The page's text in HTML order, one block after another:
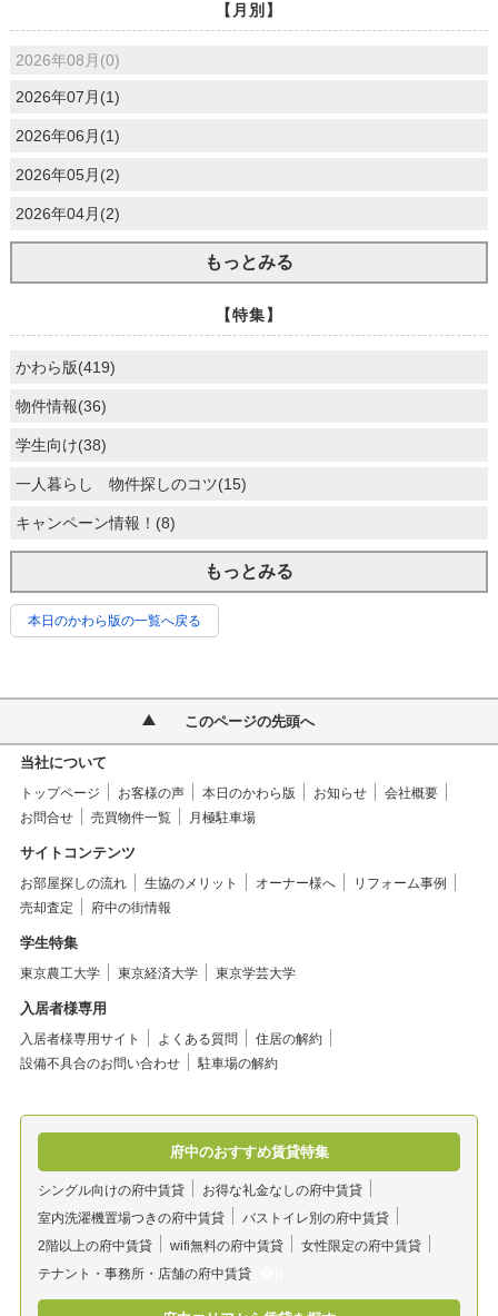
【月別】
2026年08月(0)
2026年07月(1)
2026年06月(1)
2026年05月(2)
2026年04月(2)
もっとみる
【特集】
かわら版(419)
物件情報(36)
学生向け(38)
一人暮らし 物件探しのコツ(15)
キャンペーン情報！(8)
もっとみる
本日のかわら版の一覧へ戻る
このページの先頭へ
当社について
トップページ お客様の声 本日のかわら版 お知らせ
会社概要
お問合せ
売買物件一覧 月極駐車場
サイトコンテンツ
お部屋探しの流れ 生協のメリット オーナー様へ
リフォーム事例
売却査定
府中の街情報
学生特集
東京農工大学 東京経済大学 東京学芸大学
入居者様専用
入居者様専用サイト よくある質問
住居の解約
設備不具合のお問い合わせ
駐車場の解約
府中のおすすめ賃貸特集
シングル向けの府中賃貸
お得な礼金なしの府中賃貸
室内洗濯機置場つきの府中賃貸
バストイレ別の府中賃貸
2階以上の府中賃貸
wifi無料の府中賃貸
女性限定の府中賃貸
テナント・事務所・店舗の府中賃貸